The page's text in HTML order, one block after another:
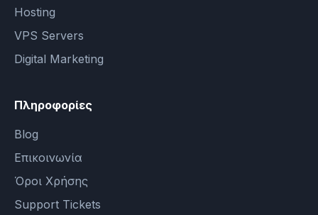
Hosting
VPS Servers
Digital Marketing
Πληροφορίες
Blog
Επικοινωνία
Όροι Χρήσης
Support Tickets